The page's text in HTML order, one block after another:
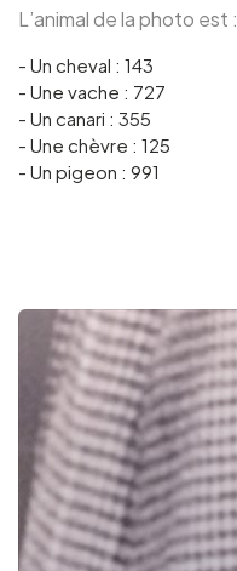
L’animal de la photo est :
- Un cheval : 143
- Une vache : 727
- Un canari : 355
- Une chèvre : 125
- Un pigeon : 991